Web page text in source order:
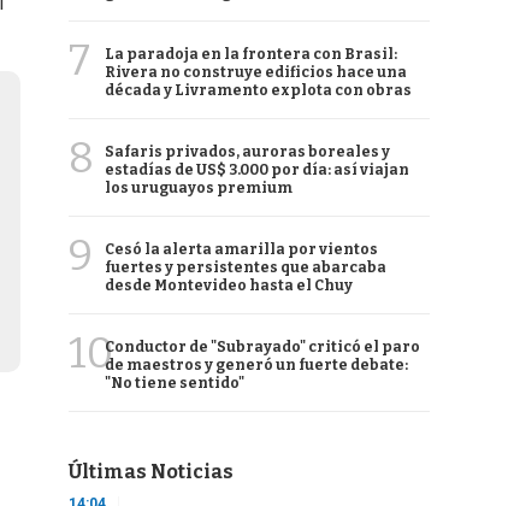
7
La paradoja en la frontera con Brasil:
Rivera no construye edificios hace una
década y Livramento explota con obras
8
Safaris privados, auroras boreales y
estadías de US$ 3.000 por día: así viajan
los uruguayos premium
9
Cesó la alerta amarilla por vientos
fuertes y persistentes que abarcaba
desde Montevideo hasta el Chuy
10Conductor de "Subrayado" criticó el paro
de maestros y generó un fuerte debate:
"No tiene sentido"
Últimas Noticias